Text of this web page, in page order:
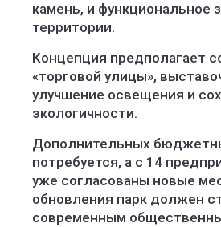
камень, и функциональное
территории.
Концепция предполагает
«торговой улицы»,
улучшение освещения и
экологичности.
Дополнительных
потребуется, а с 14
уже согласованы новые
обновления парк должен
современным